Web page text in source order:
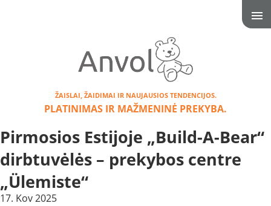
ŽAISLAI, ŽAIDIMAI IR NAUJAUSIOS TENDENCIJOS.
PLATINIMAS IR MAŽMENINĖ PREKYBA.
Pirmosios Estijoje „Build-A-Bear“
dirbtuvėlės – prekybos centre
„Ülemiste“
17. Kov 2025